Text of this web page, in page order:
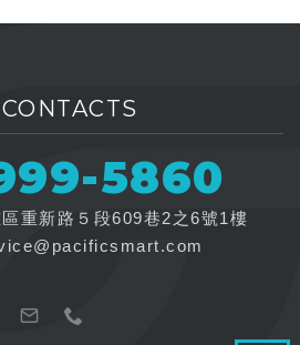
CONTACTS
5860
重新路５段609巷2之6號1樓